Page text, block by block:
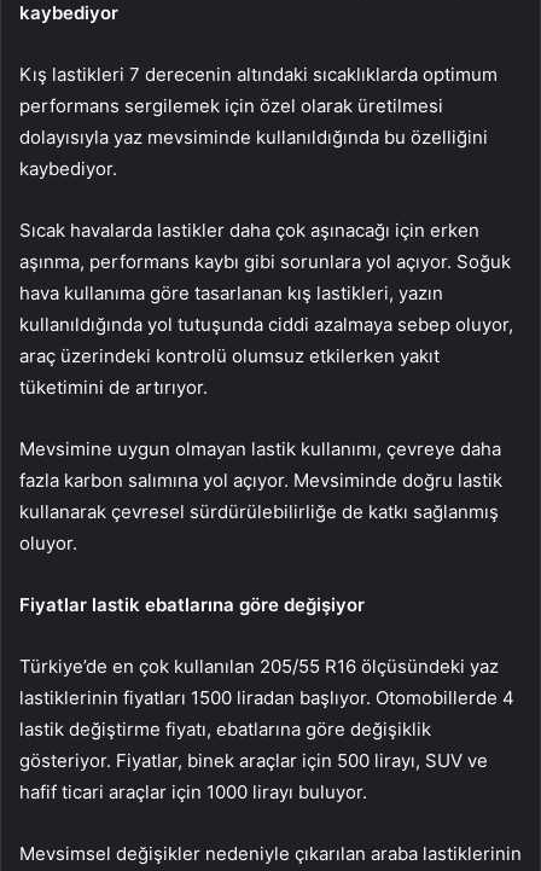
kaybediyor
Kış lastikleri 7 derecenin altındaki sıcaklıklarda optimum
performans sergilemek için özel olarak üretilmesi
dolayısıyla yaz mevsiminde kullanıldığında bu özelliğini
kaybediyor.
Sıcak havalarda lastikler daha çok aşınacağı için erken
aşınma, performans kaybı gibi sorunlara yol açıyor. Soğuk
hava kullanıma göre tasarlanan kış lastikleri, yazın
kullanıldığında yol tutuşunda ciddi azalmaya sebep oluyor,
araç üzerindeki kontrolü olumsuz etkilerken yakıt
tüketimini de artırıyor.
Mevsimine uygun olmayan lastik kullanımı, çevreye daha
fazla karbon salımına yol açıyor. Mevsiminde doğru lastik
kullanarak çevresel sürdürülebilirliğe de katkı sağlanmış
oluyor.
Fiyatlar lastik ebatlarına göre değişiyor
Türkiye’de en çok kullanılan 205/55 R16 ölçüsündeki yaz
lastiklerinin fiyatları 1500 liradan başlıyor. Otomobillerde 4
lastik değiştirme fiyatı, ebatlarına göre değişiklik
gösteriyor. Fiyatlar, binek araçlar için 500 lirayı, SUV ve
hafif ticari araçlar için 1000 lirayı buluyor.
Mevsimsel değişikler nedeniyle çıkarılan araba lastiklerinin